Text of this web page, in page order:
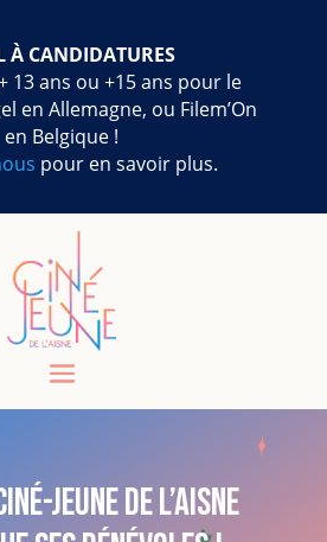
À CANDIDATURES
13 ans ou +15 ans pour le
en Allemagne, ou Filem’On
en Belgique !
pour en savoir plus.
Jeune de l’Aisne